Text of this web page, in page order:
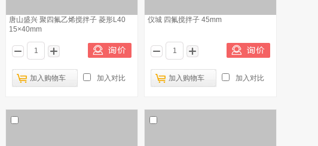
唐山盛兴 聚四氟乙烯搅拌子 菱形L40
15×40mm
加入购物车 加入对比
仪城 四氟搅拌子 45mm
加入购物车 加入对比